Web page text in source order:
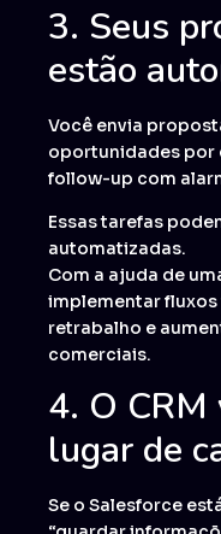
3. Seus
estão
Você envia
oportunidades por
follow-up com
Essas tarefas
automatizadas.
Com a ajuda de
implementar
retrabalho e
comerciais.
4. O CRM
lugar de
Se o Salesforce